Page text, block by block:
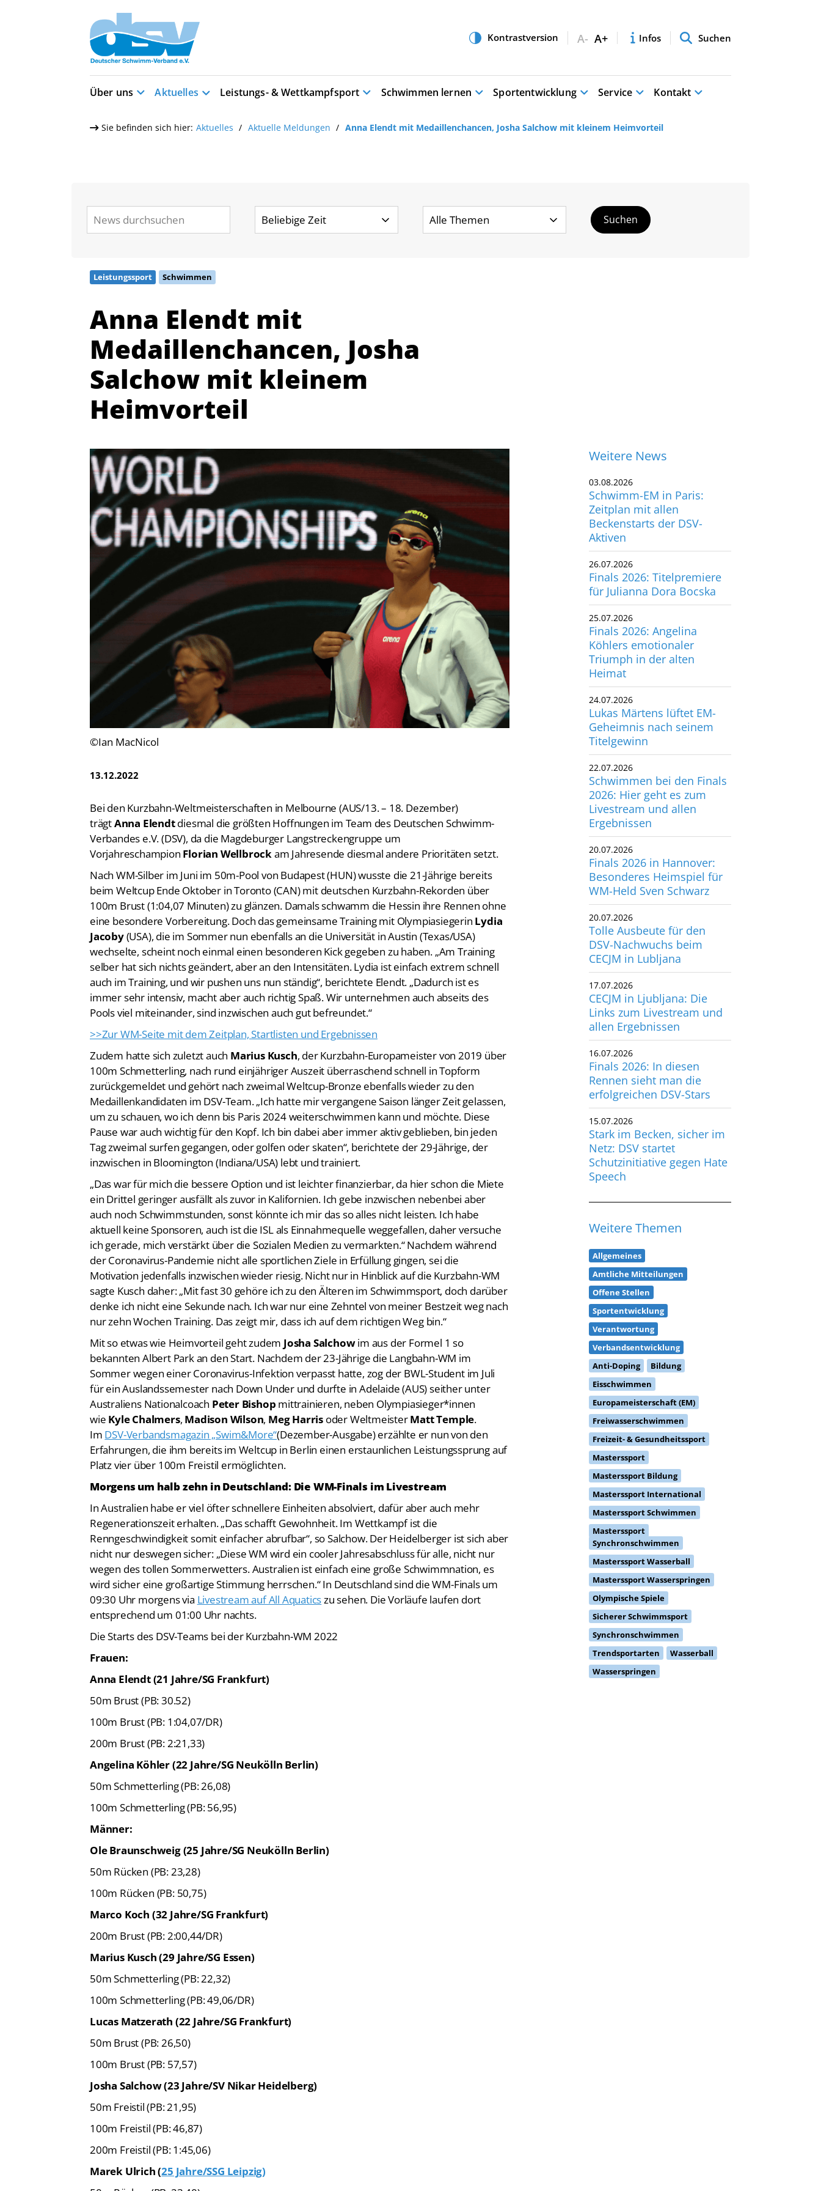
A- A+ Infos Suchen
Über uns Aktuelles Leistungs- & Wettkampfsport Schwimmen lernen Sportentwicklung Service Kontakt
Sie befinden sich hier: Aktuelles Aktuelle Meldungen Anna Elendt mit Medaillenchancen, Josha Salchow mit kleinem Heimvorteil
Leistungssport Schwimmen
Anna Elendt mit
Medaillenchancen, Josha
Salchow mit kleinem
Heimvorteil
©Ian MacNicol
13.12.2022
Bei den Kurzbahn-Weltmeisterschaften in Melbourne (AUS/13. – 18. Dezember)
trägtAnna Elendtdiesmal die größten Hoffnungen im Team des Deutschen Schwimm-
Verbandes e.V. (DSV), da die Magdeburger Langstreckengruppe um
Vorjahreschampion Florian Wellbrock am Jahresende diesmal andere Prioritäten setzt.
Nach WM-Silber im Juni im 50m-Pool von Budapest (HUN) wusste die 21-Jährige bereits
beim Weltcup Ende Oktober in Toronto (CAN) mit deutschen Kurzbahn-Rekorden über
100m Brust (1:04,07 Minuten) zu glänzen. Damals schwamm die Hessin ihre Rennen ohne
eine besondere Vorbereitung. Doch das gemeinsame Training mit Olympiasiegerin Lydia
Jacoby(USA), die im Sommer nun ebenfalls an die Universität in Austin (Texas/USA)
wechselte, scheint noch einmal einen besonderen Kick gegeben zu haben. „Am Training
selber hat sich nichts geändert, aber an den Intensitäten. Lydia ist einfach extrem schnell
auch im Training, und wir pushen uns nun ständig“, berichtete Elendt. „Dadurch ist es
immer sehr intensiv, macht aber auch richtig Spaß. Wir unternehmen auch abseits des
Pools viel miteinander, sind inzwischen auch gut befreundet.“
>>Zur WM-Seite mit dem Zeitplan, Startlisten und Ergebnissen
Zudem hatte sich zuletzt auch Marius Kusch, der Kurzbahn-Europameister von 2019 über
100m Schmetterling, nach rund einjähriger Auszeit überraschend schnell in Topform
zurückgemeldet und gehört nach zweimal Weltcup-Bronze ebenfalls wieder zu den
Medaillenkandidaten im DSV-Team. „Ich hatte mir vergangene Saison länger Zeit gelassen,
um zu schauen, wo ich denn bis Paris 2024 weiterschwimmen kann und möchte. Diese
Pause war auch wichtig für den Kopf. Ich bin dabei aber immer aktiv geblieben, bin jeden
Tag zweimal surfen gegangen, oder golfen oder skaten“, berichtete der 29-Jährige, der
inzwischen in Bloomington (Indiana/USA) lebt und trainiert.
„Das war für mich die bessere Option und ist leichter finanzierbar, da hier schon die Miete
ein Drittel geringer ausfällt als zuvor in Kalifornien. Ich gebe inzwischen nebenbei aber
auch noch Schwimmstunden, sonst könnte ich mir das so alles nicht leisten. Ich habe
aktuell keine Sponsoren, auch ist die ISL als Einnahmequelle weggefallen, daher versuche
ich gerade, mich verstärkt über die Sozialen Medien zu vermarkten.“ Nachdem während
der Coronavirus-Pandemie nicht alle sportlichen Ziele in Erfüllung gingen, sei die
Motivation jedenfalls inzwischen wieder riesig. Nicht nur in Hinblick auf die Kurzbahn-WM
sagte Kusch daher: „Mit fast 30 gehöre ich zu den Älteren im Schwimmsport, doch darüber
denke ich nicht eine Sekunde nach. Ich war nur eine Zehntel von meiner Bestzeit weg nach
nur zehn Wochen Training. Das zeigt mir, dass ich auf dem richtigen Weg bin.“
Mit so etwas wie Heimvorteil geht zudem Josha Salchowim aus der Formel 1 so
bekannten Albert Park an den Start. Nachdem der 23-Jährige die Langbahn-WM im
Sommer wegen einer Coronavirus-Infektion verpasst hatte, zog der BWL-Student im Juli
für ein Auslandssemester nach Down Under und durfte in Adelaide (AUS) seither unter
Australiens Nationalcoach Peter Bishop mittrainieren, neben Olympiasieger*innen
wie Kyle Chalmers, Madison Wilson, Meg Harris oder WeltmeisterMatt Temple.
Im DSV-Verbandsmagazin „Swim&More“(Dezember-Ausgabe) erzählte er nun von den
Erfahrungen, die ihm bereits im Weltcup in Berlin einen erstaunlichen Leistungssprung auf
Platz vier über 100m Freistil ermöglichten.
Morgens um halb zehn in Deutschland: Die WM-Finals im Livestream
In Australien habe er viel öfter schnellere Einheiten absolviert, dafür aber auch mehr
Regenerationszeit erhalten. „Das schafft Gewohnheit. Im Wettkampf ist die
Renngeschwindigkeit somit einfacher abrufbar“, so Salchow. Der Heidelberger ist sich aber
nicht nur deswegen sicher: „Diese WM wird ein cooler Jahresabschluss für alle, nicht nur
wegen des tollen Sommerwetters. Australien ist einfach eine große Schwimmnation, es
wird sicher eine großartige Stimmung herrschen.“ In Deutschland sind die WM-Finals um
09:30 Uhr morgens via Livestream auf All Aquatics zu sehen. Die Vorläufe laufen dort
entsprechend um 01:00 Uhr nachts.
Die Starts des DSV-Teams bei der Kurzbahn-WM 2022
Frauen:
Anna Elendt (21 Jahre/SG Frankfurt)
50m Brust (PB: 30.52)
100m Brust (PB: 1:04,07/DR)
200m Brust (PB: 2:21,33)
Angelina Köhler (22 Jahre/SG Neukölln Berlin)
50m Schmetterling (PB: 26,08)
100m Schmetterling (PB: 56,95)
Männer:
Ole Braunschweig (25 Jahre/SG Neukölln Berlin)
50m Rücken (PB: 23,28)
100m Rücken (PB: 50,75)
Marco Koch (32 Jahre/SG Frankfurt)
200m Brust (PB: 2:00,44/DR)
Marius Kusch (29 Jahre/SG Essen)
50m Schmetterling (PB: 22,32)
100m Schmetterling (PB: 49,06/DR)
Lucas Matzerath (22 Jahre/SG Frankfurt)
50m Brust (PB: 26,50)
100m Brust (PB: 57,57)
Josha Salchow (23 Jahre/SV Nikar Heidelberg)
50m Freistil (PB: 21,95)
100m Freistil (PB: 46,87)
200m Freistil (PB: 1:45,06)
Marek Ulrich (25 Jahre/SSG Leipzig)
Weitere News
03.08.2026
Schwimm-EM in Paris:
Zeitplan mit allen
Beckenstarts der DSV-
Aktiven
26.07.2026
Finals 2026: Titelpremiere
für Julianna Dora Bocska
25.07.2026
Finals 2026: Angelina
Köhlers emotionaler
Triumph in der alten
Heimat
24.07.2026
Lukas Märtens lüftet EM-
Geheimnis nach seinem
Titelgewinn
22.07.2026
Schwimmen bei den Finals
2026: Hier geht es zum
Livestream und allen
Ergebnissen
20.07.2026
Finals 2026 in Hannover:
Besonderes Heimspiel für
WM-Held Sven Schwarz
20.07.2026
Tolle Ausbeute für den
DSV-Nachwuchs beim
CECJM in Lubljana
17.07.2026
CECJM in Ljubljana: Die
Links zum Livestream und
allen Ergebnissen
16.07.2026
Finals 2026: In diesen
Rennen sieht man die
erfolgreichen DSV-Stars
15.07.2026
Stark im Becken, sicher im
Netz: DSV startet
Schutzinitiative gegen Hate
Speech
Weitere Themen
Allgemeines
Amtliche Mitteilungen
Offene Stellen
Sportentwicklung
Verantwortung
Verbandsentwicklung
Anti-Doping
Bildung
Eisschwimmen
Europameisterschaft (EM)
Freiwasserschwimmen
Freizeit- & Gesundheitssport
Masterssport
Masterssport Bildung
Masterssport International
Masterssport Schwimmen
Masterssport
Synchronschwimmen
Masterssport Wasserball
Masterssport Wasserspringen
Olympische Spiele
Sicherer Schwimmsport
Synchronschwimmen
Trendsportarten
Wasserball
Wasserspringen
Quicklinks
Vereinsfinder
Lizenzwesen
Zentrale Hinweisstelle
Anti-Doping
Recht auf sicheren Schwimmsport
Abteilungen
Schwimmen
Freiwasserschwimmen
Wasserspringen
Wasserball
Synchronschwimmen
Masterssport
Deutscher Schwimm-Verband e.V.
Korbacher Straße 93
D-34132 Kassel
Fax: +49 561 94083-15
info@dsv.de